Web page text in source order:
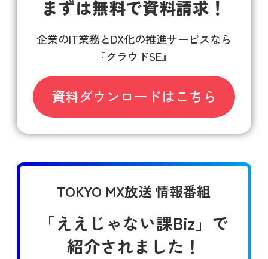
まずは無料で資料請求！
企業のIT業務とDX化の推進サービスなら
『クラウドSE』
資料ダウンロードはこちら
TOKYO MX放送 情報番組
「ええじゃない課Biz」で
紹介されました！